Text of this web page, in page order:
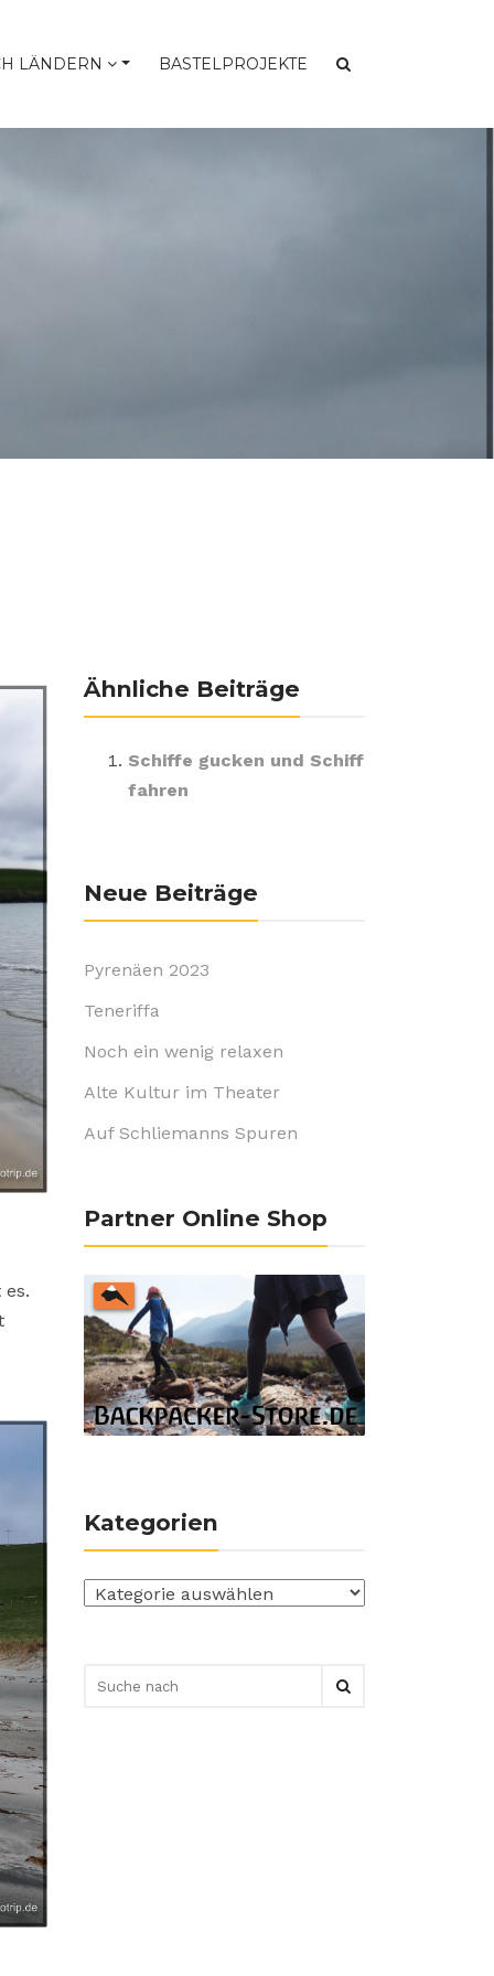
LÄNDERN BASTELPROJEKTE
Ähnliche Beiträge
Schiffe gucken und Schiff
fahren
Neue Beiträge
Pyrenäen 2023
Teneriffa
Noch ein wenig relaxen
Alte Kultur im Theater
Auf Schliemanns Spuren
Partner Online Shop
Kategorien
Kategorien